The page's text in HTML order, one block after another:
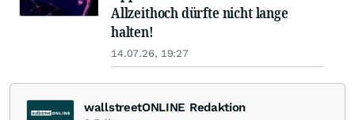
Allzeithoch dürfte nicht lange
halten!
14.07.26, 19:27
wallstreetONLINE Redaktion